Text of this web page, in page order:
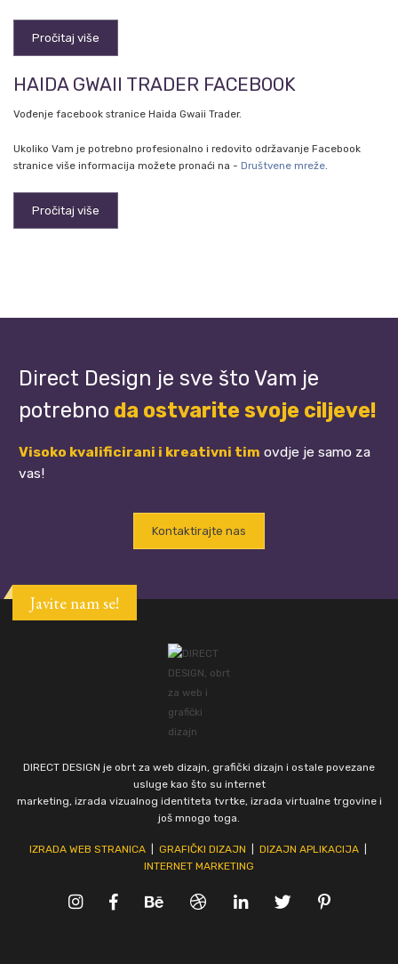
Pročitaj više
HAIDA GWAII TRADER FACEBOOK
Vođenje facebook stranice Haida Gwaii Trader.
Ukoliko Vam je potrebno profesionalno i redovito održavanje Facebook
stranice više informacija možete pronaći na - Društvene mreže.
Pročitaj više
Direct Design je sve što Vam je
potrebno da ostvarite svoje ciljeve!
Visoko kvalificirani i kreativni tim ovdje je samo za
vas!
Kontaktirajte nas
Javite nam se!
DIRECT DESIGN je obrt za web dizajn, grafički dizajn i ostale povezane
usluge kao što su internet
marketing, izrada vizualnog identiteta tvrtke, izrada virtualne trgovine i
još mnogo toga.
IZRADA WEB STRANICA| GRAFIČKI DIZAJN DIZAJN APLIKACIJA|
INTERNET MARKETING